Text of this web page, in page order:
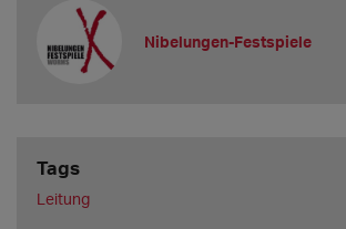
Nibelungen-Festspiele
Tags
Leitung